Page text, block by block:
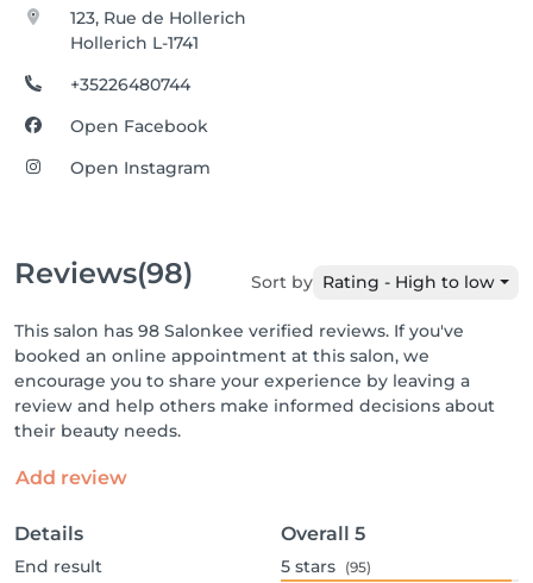
123, Rue de Hollerich
Hollerich L-1741
+35226480744
Open Facebook
Open Instagram
Reviews(98) Sort by Rating - High to low
This salon has 98 Salonkee verified reviews. If you've
booked an online appointment at this salon, we
encourage you to share your experience by leaving a
review and help others make informed decisions about
their beauty needs.
Add review
Details
End result
Overall 5
5 stars (95)